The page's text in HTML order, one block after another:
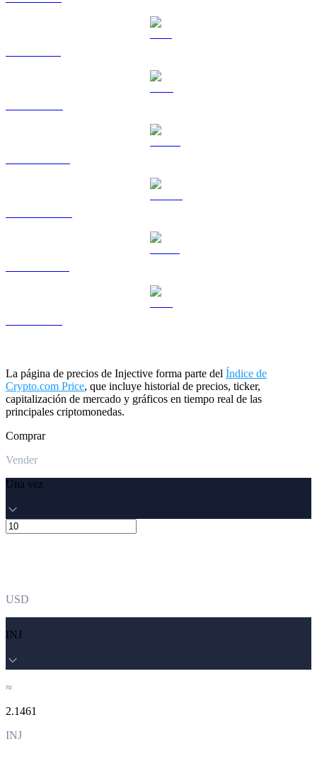
La página de precios de Injective forma parte del Índice de
Crypto.com Price, que incluye historial de precios, ticker,
capitalización de mercado y gráficos en tiempo real de las
principales criptomonedas.
Comprar
Vender
Una vez
USD
INJ
≈
2.1461
INJ